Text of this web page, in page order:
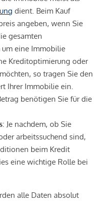
dient. Beim Kauf
angeben, wenn Sie
gesamten
um eine Immobilie
Kreditoptimierung oder
so tragen Sie den
Ihrer Immobilie ein.
benötigen Sie für die
: Je nachdem, ob Sie
arbeitssuchend sind,
beim Kredit
eine wichtige Rolle bei
alle Daten absolut